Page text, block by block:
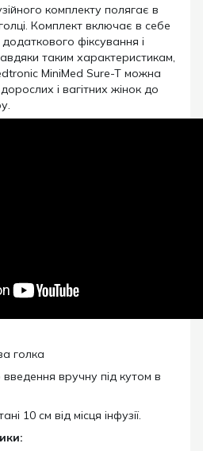
комплекту полягає в
голці. Комплект включає в себе
фіксування і
таким характеристикам,
MiniMed Sure-T можна
і вагітних жінок до
голка
вручну під кутом в
10 см від місця інфузії.